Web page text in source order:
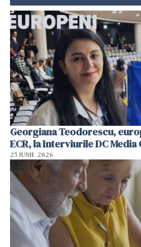
Georgiana Teodorescu,
ECR, la Interviurile DC Media
25 IUNIE 2026